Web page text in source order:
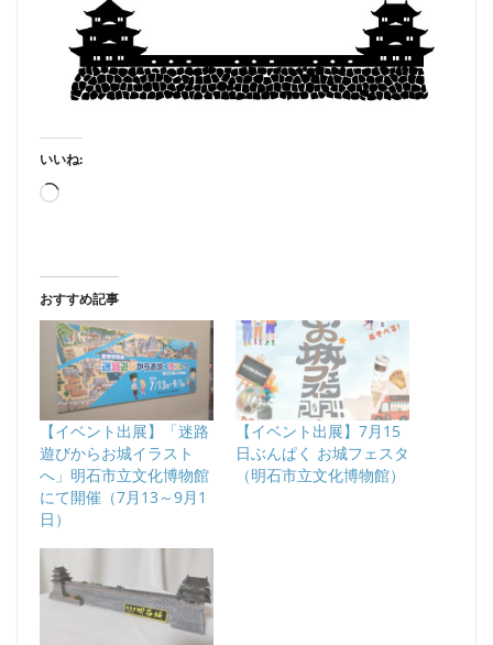
いいね:
読
み
中…
おすすめ記事
【イベント出展】「迷路
遊びからお城イラスト
へ」明石市立文化博物館
にて開催（7月13～9月1
日）
【イベント出展】7月15
日ぶんぱく お城フェスタ
（明石市立文化博物館）